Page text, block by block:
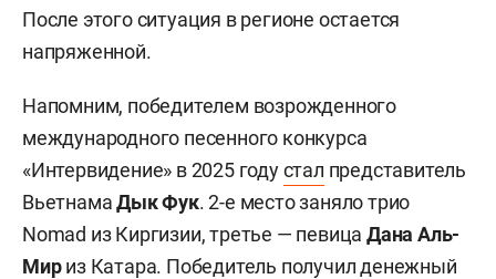
После этого ситуация в регионе остается
напряженной.
Напомним, победителем возрожденного
международного песенного конкурса
«Интервидение» в 2025 годустал представитель
ВьетнамаДык Фук. 2-е место заняло трио
Nomad из Киргизии, третье — певица Дана Аль-
Мириз Катара. Победитель получил денежный